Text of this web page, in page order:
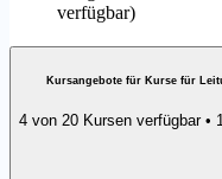
verfügbar)
Kursangebote für Kurse für
4 von 20 Kursen verfügbar •